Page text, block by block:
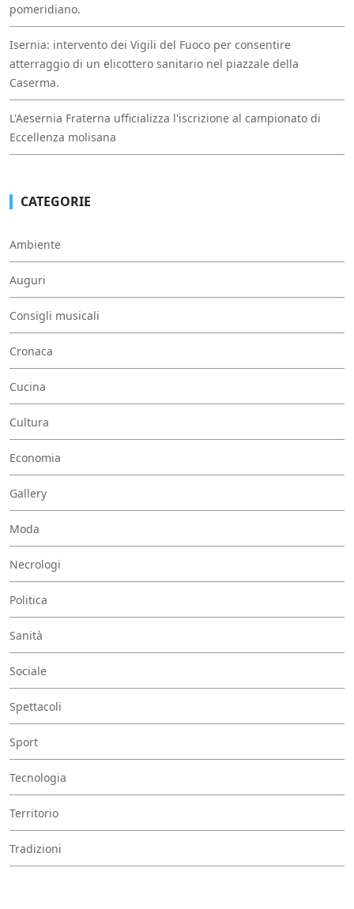
pomeridiano.
Isernia: intervento dei Vigili del Fuoco per consentire
atterraggio di un elicottero sanitario nel piazzale della
Caserma.
L'Aesernia Fraterna ufficializza l'iscrizione al campionato di
Eccellenza molisana
CATEGORIE
Ambiente
Auguri
Consigli musicali
Cronaca
Cucina
Cultura
Economia
Gallery
Moda
Necrologi
Politica
Sanità
Sociale
Spettacoli
Sport
Tecnologia
Territorio
Tradizioni